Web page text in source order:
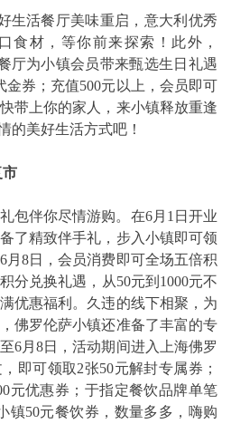
生活餐厅美味重启，意大利优秀
食材，等你前来探索！此外，
厅为小镇会员带来甄选生日礼遇
金券；充值500元以上，会员即可
带上你的家人，来小镇释放重逢
的美好生活方式吧！
市
包伴你尽情游购。在6月1日开业
了精致伴手礼，步入小镇即可领
月8日，会员消费即可全场五倍积
分兑换礼遇，从50元到1000元不
优惠福利。久违的线下相聚，为
佛罗伦萨小镇还准备了丰富的专
6月8日，活动期间进入上海佛罗
即可领取2张50元解封专属券；
元优惠券；于指定餐饮品牌单笔
镇50元餐饮券，数量多多，嗨购